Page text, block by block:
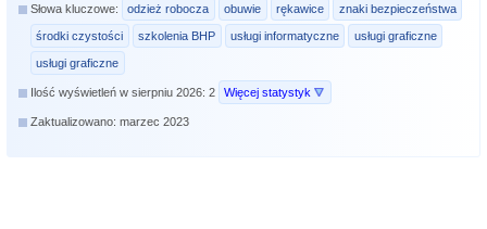
Słowa kluczowe: odzież robocza obuwie rękawice znaki bezpieczeństwa
środki czystości szkolenia BHP usługi informatyczne usługi graficzne
usługi graficzne
Ilość wyświetleń w sierpniu 2026: 2 Więcej statystyk
Zaktualizowano: marzec 2023